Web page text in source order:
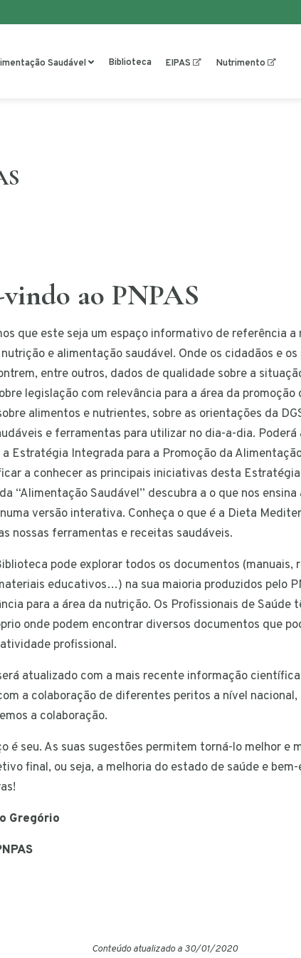
Saudável Biblioteca EIPAS Nutrimento
ao PNPAS
que este seja um espaço informativo de referência a
e alimentação saudável. Onde os cidadãos e
entre outros, dados de qualidade sobre a
legislação com relevância para a área da
alimentos e nutrientes, sobre as orientações da
e ferramentas para utilizar no dia-a-dia. Poderá
a Estratégia Integrada para a Promoção da
a conhecer as principais iniciativas desta
“Alimentação Saudável” descubra a o que nos ensina
versão interativa. Conheça o que é a Dieta
nossas ferramentas e receitas saudáveis.
pode explorar todos os documentos (manuais,
educativos…) na sua maioria produzidos pelo
para a área da nutrição. Os Profissionais de Saúde
onde podem encontrar diversos documentos que
profissional.
atualizado com a mais recente informação
a colaboração de diferentes peritos a nível nacional,
a colaboração.
é seu. As suas sugestões permitem torná-lo melhor e
final, ou seja, a melhoria do estado de saúde e
Gregório
Conteúdo atualizado a 30/01/2020